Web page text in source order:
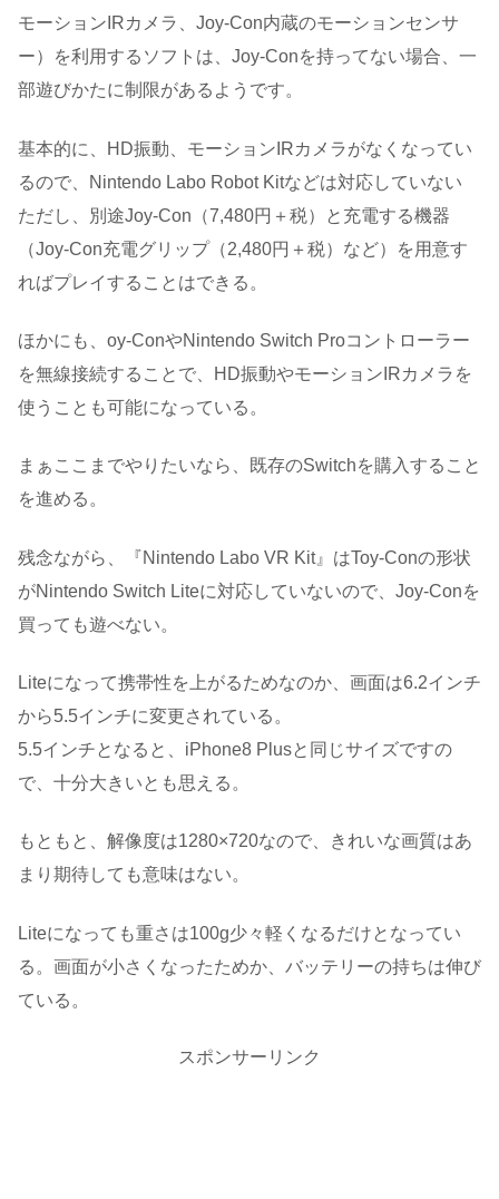
モーションIRカメラ、Joy-Con内蔵のモーションセンサ
ー）を利用するソフトは、Joy-Conを持ってない場合、一
部遊びかたに制限があるようです。
基本的に、HD振動、モーションIRカメラがなくなってい
るので、Nintendo Labo Robot Kitなどは対応していない
ただし、別途Joy-Con（7,480円＋税）と充電する機器
（Joy-Con充電グリップ（2,480円＋税）など）を用意す
ればプレイすることはできる。
ほかにも、oy-ConやNintendo Switch Proコントローラー
を無線接続することで、HD振動やモーションIRカメラを
使うことも可能になっている。
まぁここまでやりたいなら、既存のSwitchを購入すること
を進める。
残念ながら、『Nintendo Labo VR Kit』はToy-Conの形状
がNintendo Switch Liteに対応していないので、Joy-Conを
買っても遊べない。
Liteになって携帯性を上がるためなのか、画面は6.2インチ
から5.5インチに変更されている。
5.5インチとなると、iPhone8 Plusと同じサイズですの
で、十分大きいとも思える。
もともと、解像度は1280×720なので、きれいな画質はあ
まり期待しても意味はない。
Liteになっても重さは100g少々軽くなるだけとなってい
る。画面が小さくなったためか、バッテリーの持ちは伸び
ている。
スポンサーリンク